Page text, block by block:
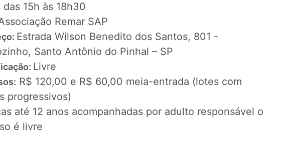
das 15h às 18h30
Remar SAP
Estrada Wilson Benedito dos Santos, 801 -
Santo Antônio do Pinhal – SP
Livre
R$ 120,00 e R$ 60,00 meia-entrada (lotes com
progressivos)
até 12 anos acompanhadas por adulto responsável o
é livre